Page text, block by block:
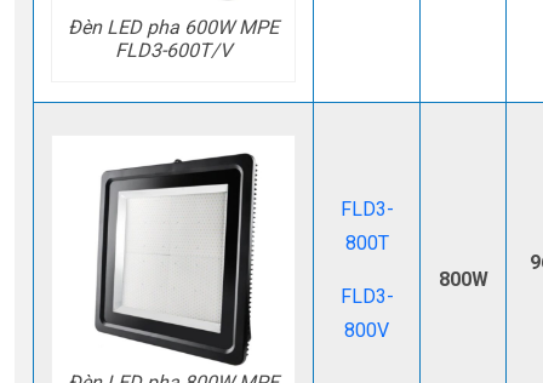
Đèn LED pha 600W MPE
FLD3-600T/V
FLD3-
800T
FLD3-
800V
800W